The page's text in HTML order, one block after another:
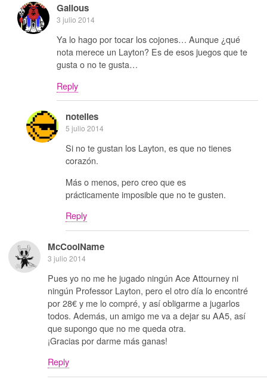
Galious
3 julio 2014
Ya lo hago por tocar los cojones… Aunque ¿qué
nota merece un Layton? Es de esos juegos que te
gusta o no te gusta…
Reply
notelies
5 julio 2014
Si no te gustan los Layton, es que no tienes
corazón.
Más o menos, pero creo que es
prácticamente imposible que no te gusten.
Reply
McCoolName
3 julio 2014
Pues yo no me he jugado ningún Ace Attourney ni
ningún Professor Layton, pero el otro día lo encontré
por 28€ y me lo compré, y así obligarme a jugarlos
todos. Además, un amigo me va a dejar su AA5, así
que supongo que no me queda otra.
¡Gracias por darme más ganas!
Reply